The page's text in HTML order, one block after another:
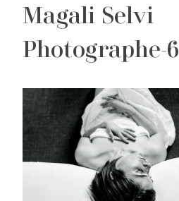
Magali Selvi
Photographe-6